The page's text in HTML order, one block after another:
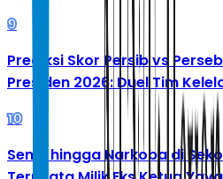
9
Prediksi Skor Persib vs
Presiden 2026: Duel Tim
10
Senpi hingga Narkoba di